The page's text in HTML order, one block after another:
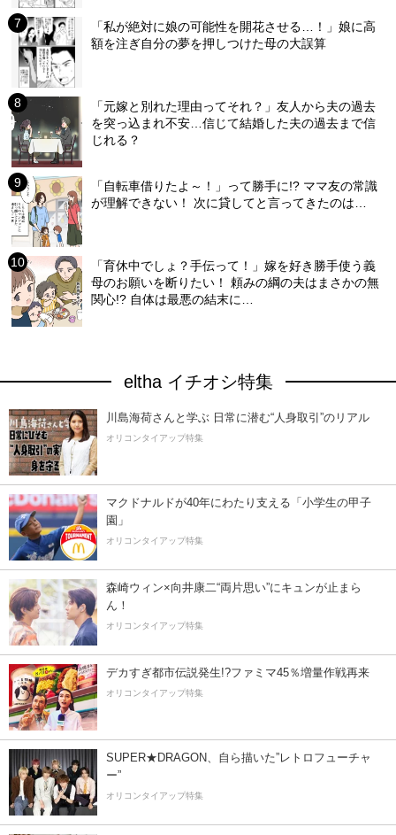
「私が絶対に娘の可能性を開花させる…！」娘に高
額を注ぎ自分の夢を押しつけた母の大誤算
「元嫁と別れた理由ってそれ？」友人から夫の過去
を突っ込まれ不安…信じて結婚した夫の過去まで信
じれる？
「自転車借りたよ～！」って勝手に!? ママ友の常識
が理解できない！ 次に貸してと言ってきたのは…
「育休中でしょ？手伝って！」嫁を好き勝手使う義
母のお願いを断りたい！ 頼みの綱の夫はまさかの無
関心!? 自体は最悪の結末に…
eltha イチオシ特集
川島海荷さんと学ぶ 日常に潜む“人身取引”のリアル
オリコンタイアップ特集
マクドナルドが40年にわたり支える「小学生の甲子
園」
オリコンタイアップ特集
森崎ウィン×向井康二“両片思い”にキュンが止まら
ん！
オリコンタイアップ特集
デカすぎ都市伝説発生!?ファミマ45％増量作戦再来
オリコンタイアップ特集
SUPER★DRAGON、自ら描いた”レトロフューチャ
ー”
オリコンタイアップ特集